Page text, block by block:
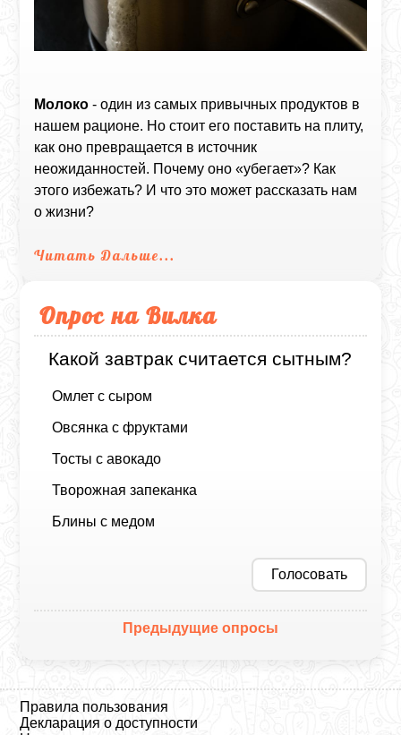
Молоко - один из самых привычных продуктов в
нашем рационе. Но стоит его поставить на плиту,
как оно превращается в источник
неожиданностей. Почему оно «убегает»? Как
этого избежать? И что это может рассказать нам
о жизни?
Читать Дальше...
Опрос на Вилка
Какой завтрак считается сытным?
Омлет с сыром
Овсянка с фруктами
Тосты с авокадо
Творожная запеканка
Блины с медом
Голосовать
Предыдущие опросы
Правила пользования
Декларация о доступности